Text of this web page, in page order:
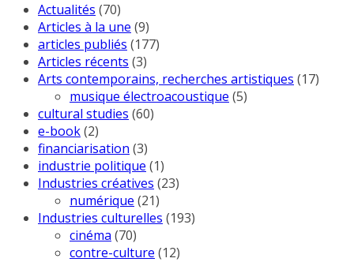
Actualités (70)
Articles à la une (9)
articles publiés (177)
Articles récents (3)
Arts contemporains, recherches artistiques (17)
musique électroacoustique (5)
cultural studies (60)
e-book(2)
financiarisation (3)
industrie politique (1)
Industries créatives (23)
numérique (21)
Industries culturelles (193)
cinéma (70)
contre-culture (12)